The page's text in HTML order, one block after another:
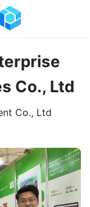
Co., Ltd.
Co., Ltd.